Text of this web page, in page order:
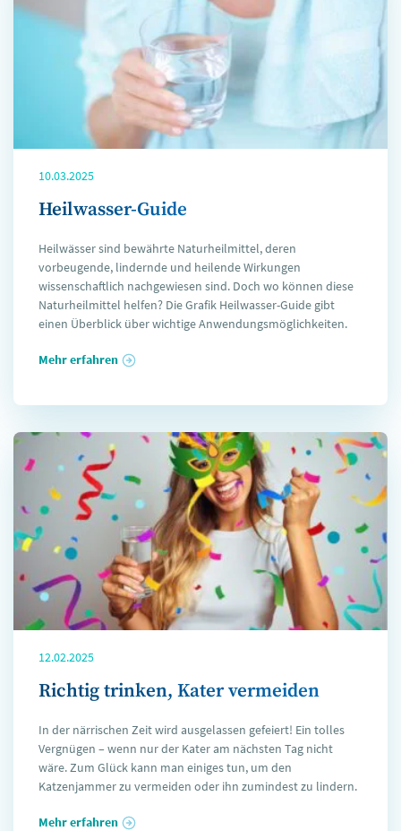
10.03.2025
Heilwasser-Guide
Heilwässer sind bewährte Naturheilmittel, deren
vorbeugende, lindernde und heilende Wirkungen
wissenschaftlich nachgewiesen sind. Doch wo können diese
Naturheilmittel helfen? Die Grafik Heilwasser-Guide gibt
einen Überblick über wichtige Anwendungsmöglichkeiten.
Mehr erfahren
12.02.2025
Richtig trinken, Kater vermeiden
In der närrischen Zeit wird ausgelassen gefeiert! Ein tolles
Vergnügen – wenn nur der Kater am nächsten Tag nicht
wäre. Zum Glück kann man einiges tun, um den
Katzenjammer zu vermeiden oder ihn zumindest zu lindern.
Mehr erfahren